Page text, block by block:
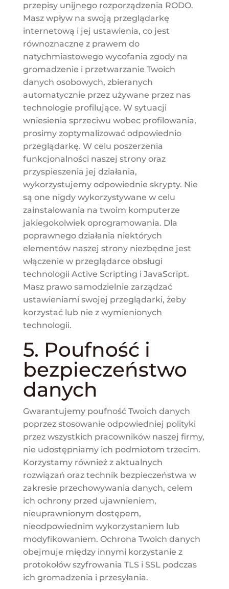
przepisy unijnego rozporządzenia RODO.
Masz wpływ na swoją przeglądarkę
internetową i jej ustawienia, co jest
równoznaczne z prawem do
natychmiastowego wycofania zgody na
gromadzenie i przetwarzanie Twoich
danych osobowych, zbieranych
automatycznie przez używane przez nas
technologie profilujące. W sytuacji
wniesienia sprzeciwu wobec profilowania,
prosimy zoptymalizować odpowiednio
przeglądarkę. W celu poszerzenia
funkcjonalności naszej strony oraz
przyspieszenia jej działania,
wykorzystujemy odpowiednie skrypty. Nie
są one nigdy wykorzystywane w celu
zainstalowania na twoim komputerze
jakiegokolwiek oprogramowania. Dla
poprawnego działania niektórych
elementów naszej strony niezbędne jest
włączenie w przeglądarce obsługi
technologii Active Scripting i JavaScript.
Masz prawo samodzielnie zarządzać
ustawieniami swojej przeglądarki, żeby
korzystać lub nie z wymienionych
technologii.
5. Poufność i
bezpieczeństwo
danych
Gwarantujemy poufność Twoich danych
poprzez stosowanie odpowiedniej polityki
przez wszystkich pracowników naszej firmy,
nie udostępniamy ich podmiotom trzecim.
Korzystamy również z aktualnych
rozwiązań oraz technik bezpieczeństwa w
zakresie przechowywania danych, celem
ich ochrony przed ujawnieniem,
nieuprawnionym dostępem,
nieodpowiednim wykorzystaniem lub
modyfikowaniem. Ochrona Twoich danych
obejmuje między innymi korzystanie z
protokołów szyfrowania TLS i SSL podczas
ich gromadzenia i przesyłania.